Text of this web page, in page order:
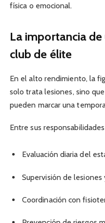
física o emocional.
La importancia
club de élite
En el alto rendimiento, la
solo trata lesiones, sino
pueden marcar una
Entre sus
Evaluación diaria del
Supervisión de lesiones
Coordinación con